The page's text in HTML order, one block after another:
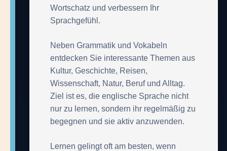
Wortschatz und verbessern Ihr
Sprachgefühl.
Neben Grammatik und Vokabeln
entdecken Sie interessante Themen aus
Kultur, Geschichte, Reisen,
Wissenschaft, Natur, Beruf und Alltag.
Ziel ist es, die englische Sprache nicht
nur zu lernen, sondern ihr regelmäßig zu
begegnen und sie aktiv anzuwenden.
Lernen gelingt oft am besten, wenn